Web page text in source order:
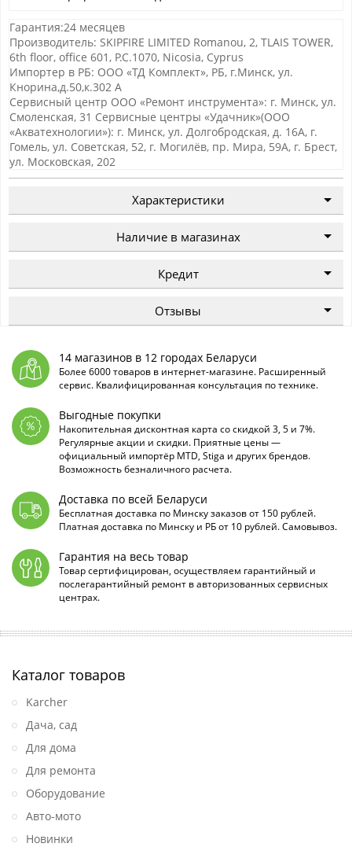
Гарантия:24 месяцев
Производитель: SKIPFIRE LIMITED Romanou, 2, TLAIS TOWER,
6th floor, office 601, P.C.1070, Nicosia, Cyprus
Импортер в РБ: ООО «ТД Комплект», РБ, г.Минск, ул.
Кнорина,д.50,к.302 А
Сервисный центр ООО «Ремонт инструмента»: г. Минск, ул.
Смоленская, 31 Сервисные центры «Удачник»(ООО
«Акватехнологии»): г. Минск, ул. Долгобродская, д. 16А, г.
Гомель, ул. Советская, 52, г. Могилёв, пр. Мира, 59А, г. Брест,
ул. Московская, 202
Характеристики
Наличие в магазинах
Кредит
Отзывы
14 магазинов в 12 городах Беларуси
Более 6000 товаров в интернет-магазине. Расширенный
сервис. Квалифицированная консультация по технике.
Выгодные покупки
Накопительная дисконтная карта со скидкой 3, 5 и 7%.
Регулярные акции и скидки. Приятные цены —
официальный импортёр MTD, Stiga и других брендов.
Возможность безналичного расчета.
Доставка по всей Беларуси
Бесплатная доставка по Минску заказов от 150 рублей.
Платная доставка по Минску и РБ от 10 рублей. Самовывоз.
Гарантия на весь товар
Товар сертифицирован, осуществляем гарантийный и
послегарантийный ремонт в авторизованных сервисных
центрах.
Каталог товаров
Karcher
Дача, сад
Для дома
Для ремонта
Оборудование
Авто-мото
Новинки